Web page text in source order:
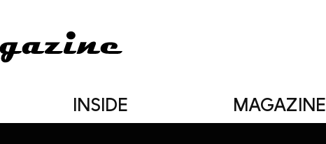
INSIDE MAGAZINE